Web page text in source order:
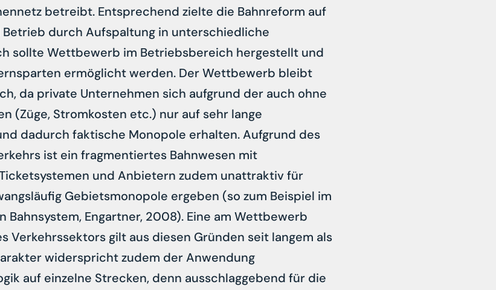
betreibt. Entsprechend zielte die Bahnreform auf
Betrieb durch Aufspaltung in unterschiedliche
sollte Wettbewerb im Betriebsbereich hergestellt und
ermöglicht werden. Der Wettbewerb bleibt
da private Unternehmen sich aufgrund der auch ohne
(Züge, Stromkosten etc.) nur auf sehr lange
dadurch faktische Monopole erhalten. Aufgrund des
ist ein fragmentiertes Bahnwesen mit
und Anbietern zudem unattraktiv für
Gebietsmonopole ergeben (so zum Beispiel im
Engartner, 2008). Eine am Wettbewerb
Verkehrssektors gilt aus diesen Gründen seit langem als
widerspricht zudem der Anwendung
auf einzelne Strecken, denn ausschlaggebend für die